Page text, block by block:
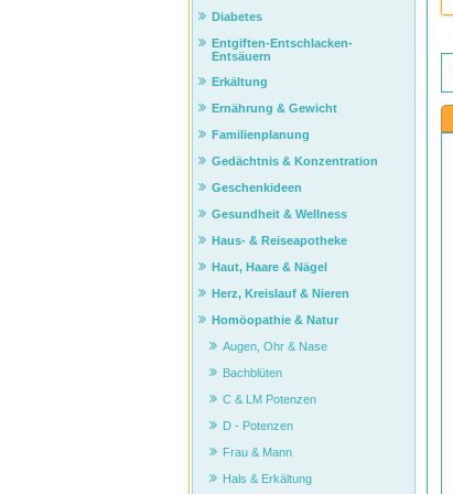
Diabetes
Entgiften-Entschlacken-
Entsäuern
Erkältung
Ernährung & Gewicht
Familienplanung
Gedächtnis & Konzentration
Geschenkideen
Gesundheit & Wellness
Haus- & Reiseapotheke
Haut, Haare & Nägel
Herz, Kreislauf & Nieren
Homöopathie & Natur
Augen, Ohr & Nase
Bachblüten
C & LM Potenzen
D - Potenzen
Frau & Mann
Hals & Erkältung